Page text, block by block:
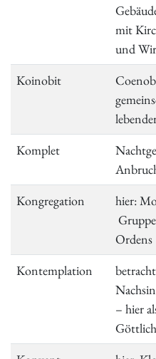
mit
und
Koinobit
Komplet
Kongregation
hier:
Ordens
Kontemplation
– hier